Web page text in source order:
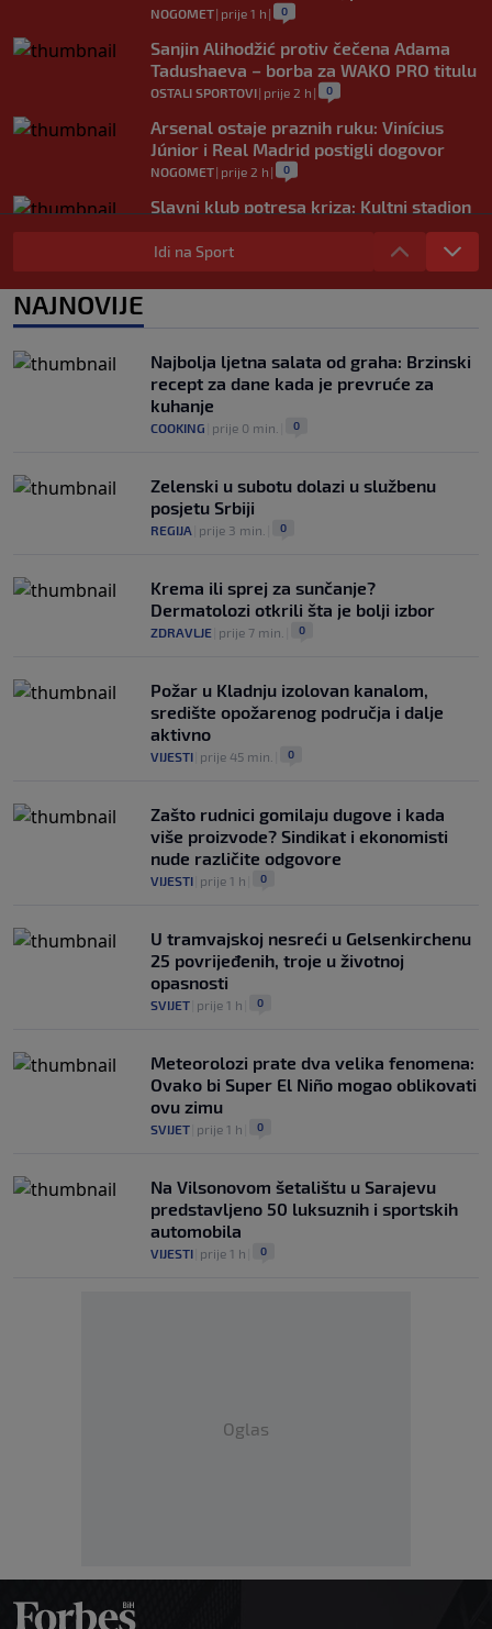
NOGOMET| prije 1 h | 0
Sanjin Alihodžić protiv čečena Adama
Tadushaeva – borba za WAKO PRO titulu
OSTALI SPORTOVI| prije 2 h | 0
Arsenal ostaje praznih ruku: Vinícius
Júnior i Real Madrid postigli dogovor
NOGOMET| prije 2 h | 0
Slavni klub potresa kriza: Kultni stadion
u Italiji bit će prazan na početku sezone,
navijači objavili rat upravi
Idi na Sport
NAJNOVIJE
Najbolja ljetna salata od graha: Brzinski
recept za dane kada je prevruće za
kuhanje
COOKING prije 0 min. 0
Zelenski u subotu dolazi u službenu
posjetu Srbiji
REGIJA prije 3 min. 0
Krema ili sprej za sunčanje?
Dermatolozi otkrili šta je bolji izbor
ZDRAVLJE prije 7 min. 0
Požar u Kladnju izolovan kanalom,
središte opožarenog područja i dalje
aktivno
VIJESTI prije 45 min. 0
Zašto rudnici gomilaju dugove i kada
više proizvode? Sindikat i ekonomisti
nude različite odgovore
VIJESTI prije 1 h 0
U tramvajskoj nesreći u Gelsenkirchenu
25 povrijeđenih, troje u životnoj
opasnosti
SVIJET prije 1 h 0
Meteorolozi prate dva velika fenomena:
Ovako bi Super El Niño mogao oblikovati
ovu zimu
SVIJET prije 1 h 0
Na Vilsonovom šetalištu u Sarajevu
predstavljeno 50 luksuznih i sportskih
automobila
VIJESTI prije 1 h 0
Oglas